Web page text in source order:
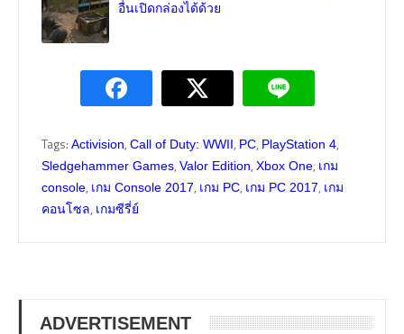
อื่นเปิดกล่องได้ด้วย
Tags: Activision, Call of Duty: WWII, PC, PlayStation 4,
Sledgehammer Games, Valor Edition, Xbox One, เกม
console, เกม Console 2017, เกม PC, เกม PC 2017, เกม
คอนโซล, เกมซีรี่ย์
ADVERTISEMENT